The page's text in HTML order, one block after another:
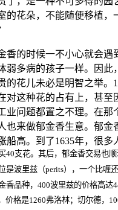
的花朵，不能随便移植，
香的时候一不小心就会遇
弱多病的孩子一样。因此
的花儿未必是明智之举。
对这种花的占有上，甚至
业问题都置之不理。在那
也来做郁金香生意。郁金
船高。到了1635年，很多
40支花。其后，郁金香交易也
是波里兹（perits），一个比喱还
香品种，400波里兹的价格高达
价格是1260弗洛林；切尔德，